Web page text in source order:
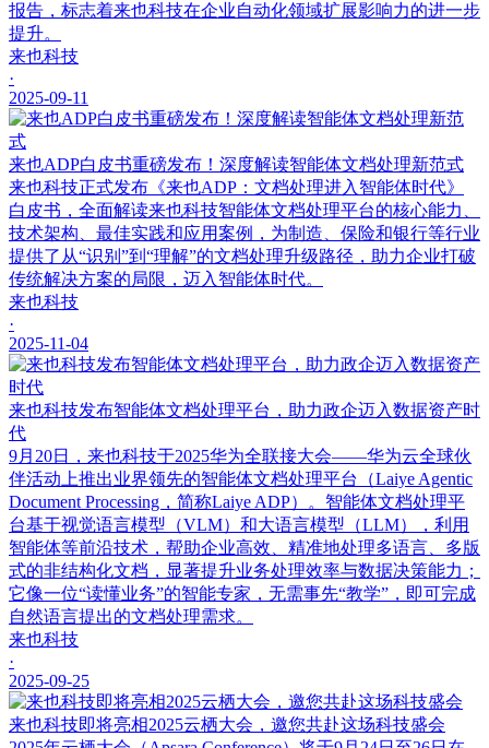
报告，标志着来也科技在企业自动化领域扩展影响力的进一步
提升。
来也科技
·
2025-09-11
来也ADP白皮书重磅发布！深度解读智能体文档处理新范式
来也科技正式发布《来也ADP：文档处理进入智能体时代》
白皮书，全面解读来也科技智能体文档处理平台的核心能力、
技术架构、最佳实践和应用案例，为制造、保险和银行等行业
提供了从“识别”到“理解”的文档处理升级路径，助力企业打破
传统解决方案的局限，迈入智能体时代。
来也科技
·
2025-11-04
来也科技发布智能体文档处理平台，助力政企迈入数据资产时
代
9月20日，来也科技于2025华为全联接大会——华为云全球伙
伴活动上推出业界领先的智能体文档处理平台（Laiye Agentic
Document Processing，简称Laiye ADP）。智能体文档处理平
台基于视觉语言模型（VLM）和大语言模型（LLM），利用
智能体等前沿技术，帮助企业高效、精准地处理多语言、多版
式的非结构化文档，显著提升业务处理效率与数据决策能力；
它像一位“读懂业务”的智能专家，无需事先“教学”，即可完成
自然语言提出的文档处理需求。
来也科技
·
2025-09-25
来也科技即将亮相2025云栖大会，邀您共赴这场科技盛会